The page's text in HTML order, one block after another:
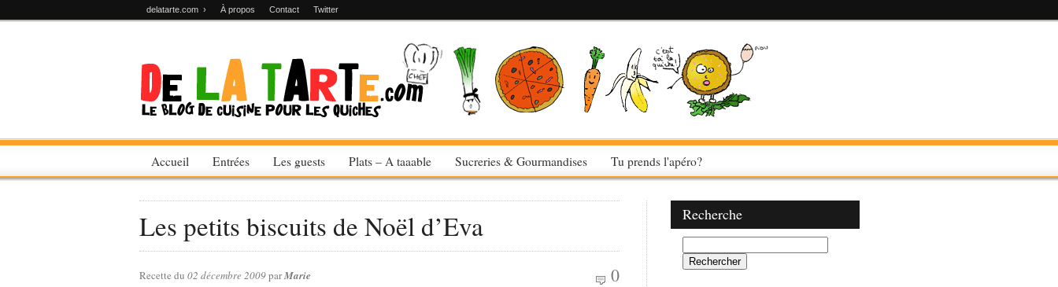
delatarte.com › À propos Contact Twitter
Accueil Entrées Les guests Plats – A taaable Sucreries & Gourmandises Tu prends l'apéro?
Les petits biscuits de Noël d’Eva
Recette du 02 décembre 2009parMarie 0
Recherche